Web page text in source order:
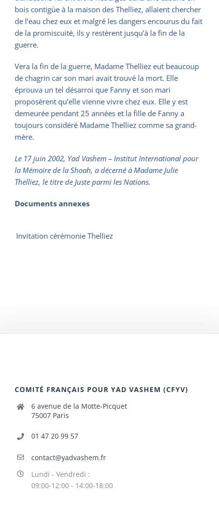
bois contigüe à la maison des Thelliez, allaient chercher
de l’eau chez eux et malgré les dangers encourus du fait
de la promiscuité, ils y restèrent jusqu’à la fin de la
guerre.
Vera la fin de la guerre, Madame Thelliez eut beaucoup
de chagrin car son mari avait trouvé la mort. Elle
éprouva un tel désarroi que Fanny et son mari
proposèrent qu’elle vienne vivre chez eux. Elle y est
demeurée pendant 25 années et la fille de Fanny a
toujours considéré Madame Thelliez comme sa grand-
mère.
Le 17 juin 2002, Yad Vashem – Institut International pour
la Mémoire de la Shoah, a décerné à Madame Julie
Thelliez, le titre de Juste parmi les Nations.
Documents annexes
Invitation cérémonie Thelliez
COMITÉ FRANÇAIS POUR YAD VASHEM (CFYV)
6 avenue de la Motte-Picquet
75007 Paris
01 47 20 99 57
contact@yadvashem.fr
Lundi - Vendredi :
09:00-12:00 - 14:00-18:00